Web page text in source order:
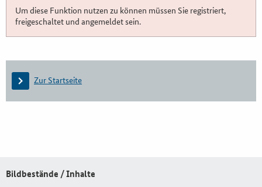
Um diese Funktion nutzen zu können müssen Sie registriert,
freigeschaltet und angemeldet sein.
Zur Startseite
Bildbestände / Inhalte